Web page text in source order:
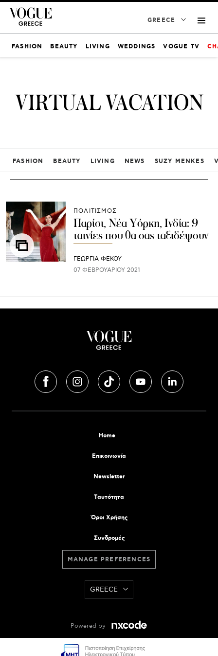
GREECE
FASHION BEAUTY LIVING WEDDINGS VOGUE TV
VIRTUAL VACATION
FASHION BEAUTY LIVING NEWS SUZY MENKES
ΠΟΛΙΤΙΣΜΟΣ
Παρίσι, Νέα Υόρκη, Ινδία: 9
ταινίες που θα σας ταξιδέψουν
ΓΕΩΡΓΙΑ ΦΕΚΟΥ
07 ΦΕΒΡΟΥΑΡΊΟΥ 2021
Home
Επικοινωνία
Newsletter
Tαυτότητα
Όροι Χρήσης
Συνδρομές
MANAGE PREFERENCES
GREECE
Powered by